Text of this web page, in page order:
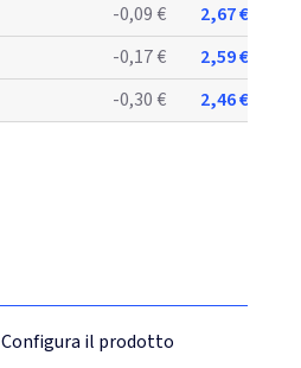
-0,09 €
2,67 €
-0,17 €
2,59 €
-0,30 € 2,46 €
Configura il prodotto